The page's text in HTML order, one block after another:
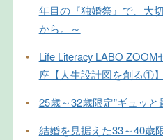
年目の『独婚祭』で、大
から。～
•
Life Literacy LABO
座【人生設計図を創る①】
•
25歳～32歳限定”ギュッ
•
結婚を見据えた33～40歳